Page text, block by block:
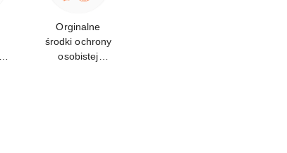
Orginalne
środki ochrony
osobistej